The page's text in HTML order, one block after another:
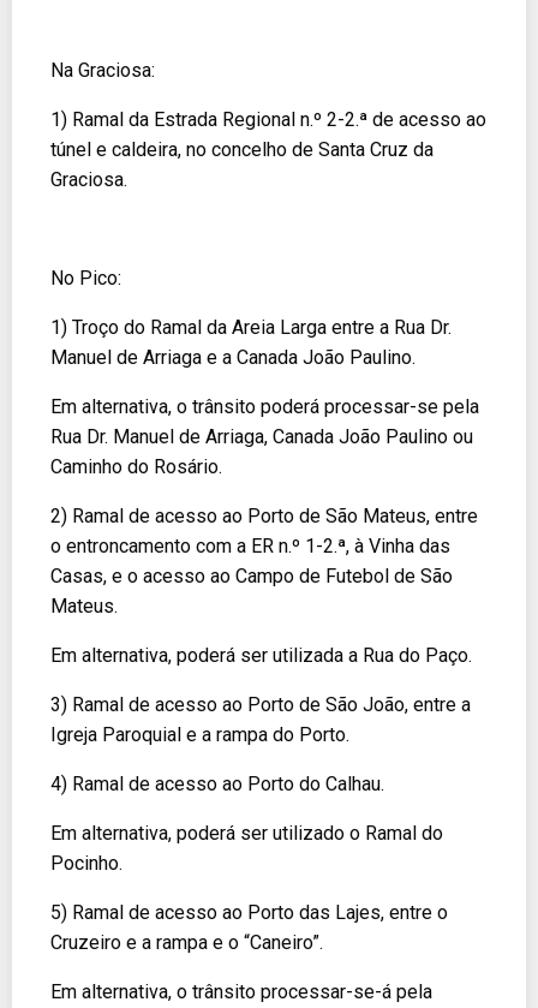
Na Graciosa:
1) Ramal da Estrada Regional n.º 2-2.ª de acesso ao
túnel e caldeira, no concelho de Santa Cruz da
Graciosa.
No Pico:
1) Troço do Ramal da Areia Larga entre a Rua Dr.
Manuel de Arriaga e a Canada João Paulino.
Em alternativa, o trânsito poderá processar-se pela
Rua Dr. Manuel de Arriaga, Canada João Paulino ou
Caminho do Rosário.
2) Ramal de acesso ao Porto de São Mateus, entre
o entroncamento com a ER n.º 1-2.ª, à Vinha das
Casas, e o acesso ao Campo de Futebol de São
Mateus.
Em alternativa, poderá ser utilizada a Rua do Paço.
3) Ramal de acesso ao Porto de São João, entre a
Igreja Paroquial e a rampa do Porto.
4) Ramal de acesso ao Porto do Calhau.
Em alternativa, poderá ser utilizado o Ramal do
Pocinho.
5) Ramal de acesso ao Porto das Lajes, entre o
Cruzeiro e a rampa e o “Caneiro”.
Em alternativa, o trânsito processar-se-á pela